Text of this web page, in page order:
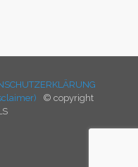
© copyright